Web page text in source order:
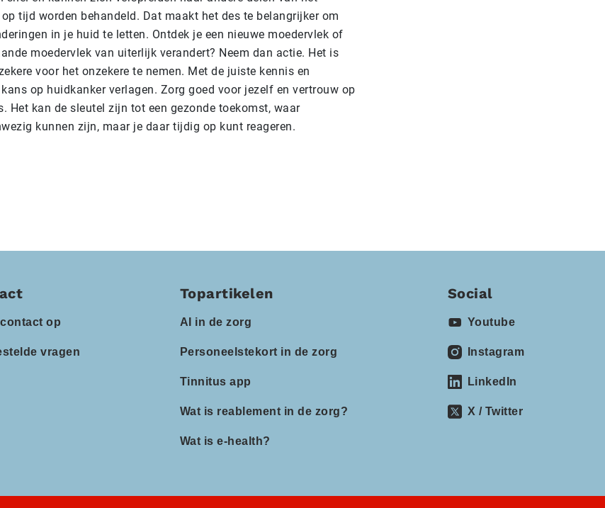
tijd worden behandeld. Dat maakt het des te belangrijker om
in je huid te letten. Ontdek je een nieuwe moedervlek of
moedervlek van uiterlijk verandert? Neem dan actie. Het is
voor het onzekere te nemen. Met de juiste kennis en
op huidkanker verlagen. Zorg goed voor jezelf en vertrouw op
Het kan de sleutel zijn tot een gezonde toekomst, waar
kunnen zijn, maar je daar tijdig op kunt reageren.
contact op
vragen
Topartikelen
AI in de zorg
Personeelstekort in de zorg
Tinnitus app
Wat is reablement in de zorg?
Wat is e-health?
Social
Youtube
Instagram
LinkedIn
X / Twitter